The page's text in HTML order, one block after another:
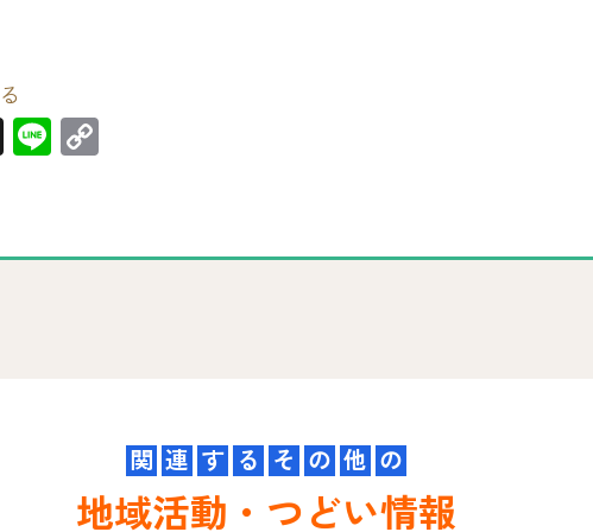
X
Li
y
関 連 す る そ の 他 の
地域活動・つどい情報